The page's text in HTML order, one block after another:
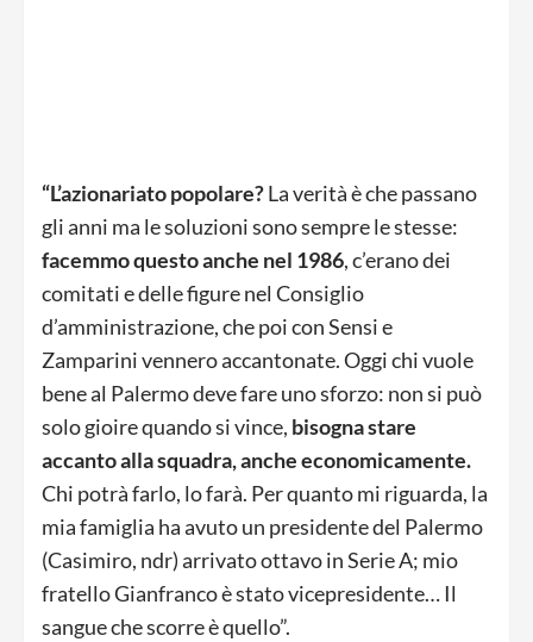
“L’azionariato popolare?La verità è che passano
gli anni ma le soluzioni sono sempre le stesse:
facemmo questo anche nel 1986, c’erano dei
comitati e delle figure nel Consiglio
d’amministrazione, che poi con Sensi e
Zamparini vennero accantonate. Oggi chi vuole
bene al Palermo deve fare uno sforzo: non si può
solo gioire quando si vince, bisogna stare
accanto alla squadra, anche economicamente.
Chi potrà farlo, lo farà. Per quanto mi riguarda, la
mia famiglia ha avuto un presidente del Palermo
(Casimiro, ndr) arrivato ottavo in Serie A; mio
fratello Gianfranco è stato vicepresidente… Il
sangue che scorre è quello”.